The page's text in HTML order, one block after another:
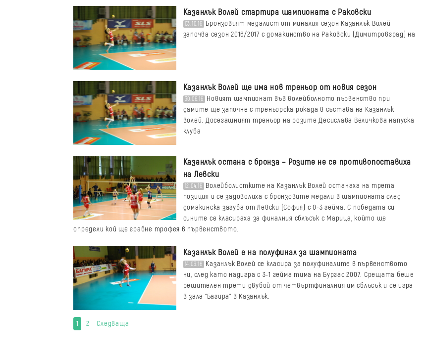
Казанлък Волей стартира шампионата с Раковски
03.10.16 Бронзовият медалист от миналия сезон Казанлък Волей
започва сезон 2016/2017 с домакинство на Раковски (Димитровград) на
Казанлък Волей ще има нов треньор от новия сезон
30.06.16 Новият шампионат във волейболното първенство при
дамите ще започне с треньорска рокада в състава на Казанлък
волей. Досегашният треньор на розите Десислава Величкова напуска
клуба
Казанлък остана с бронза – Розите не се противопоставиха
на Левски
12.04.16 Волейболистките на Казанлък Волей останаха на трета
позиция и се задоволиха с бронзовите медали в шампионата след
домакинска загуба от Левски (София) с 0-3 гейма. С победата си
сините се класираха за финалния сблъсък с Марица, който ще
определи кой ще грабне трофея в първенството.
Казанлък Волей е на полуфинал за шампионата
14.03.16 Казанлък Волей се класира за полуфиналите в първенството
ни, след като надигра с 3-1 гейма тима на Бургас 2007. Срещата беше
решителен трети двубой от четвъртфиналния им сблъсък и се игра
в зала "Багира" в Казанлък.
1 2 Следваща